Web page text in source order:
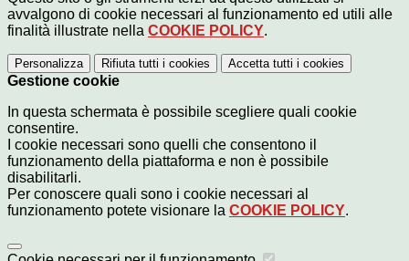
avvalgono di cookie necessari al funzionamento ed utili alle
finalità illustrate nella COOKIE POLICY.
Personalizza Rifiuta tutti i cookies Accetta tutti i cookies
Gestione cookie
In questa schermata è possibile scegliere quali cookie
consentire.
I cookie necessari sono quelli che consentono il
funzionamento della piattaforma e non è possibile
disabilitarli.
Per conoscere quali sono i cookie necessari al
funzionamento potete visionare la COOKIE POLICY.